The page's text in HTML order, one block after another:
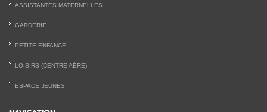
ASSISTANTES MATERNELLES
GARDERIE
PETITE ENFANCE
LOISIRS (CENTRE AÉRÉ)
ESPACE JEUNES